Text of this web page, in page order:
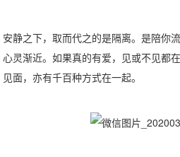
安静之下，取而代之的是隔离。是陪你
心灵渐近。如果真的有爱，见或不见都
见面，亦有千百种方式在一起。